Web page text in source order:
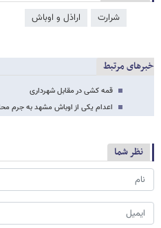
شرارت اراذل و اوباش
خبرهای مرتبط
قمه کشی در مقابل شهرداری
اعدام یکی از اوباش مشهد به جرم
نظر شما